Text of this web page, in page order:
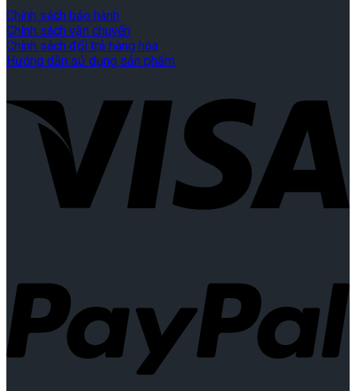
Chính sách bảo hành
Chính sách vận chuyển
Chính sách đổi trả hàng hóa
Hướng dẫn sử dụng sản phẩm